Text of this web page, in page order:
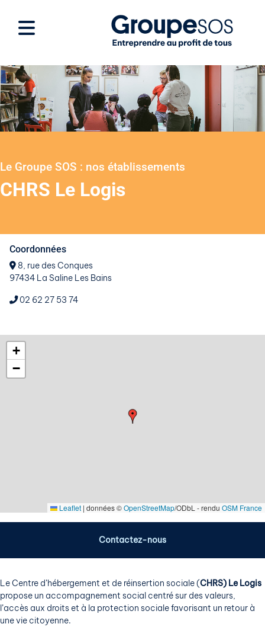
Le Groupe SOS : nos établissements
CHRS Le Logis
Le Centre d’hébergement et de réinsertion sociale (CHRS) Le Logis
propose un accompagnement social centré sur des valeurs,
l’accès aux droits et à la protection sociale favorisant un retour à
une vie citoyenne.
Coordonnées
8, rue des Conques
97434 La Saline Les Bains
02 62 27 53 74
+
−
Leaflet | données ©OpenStreetMap/ODbL - rendu OSM France
Contactez-nous